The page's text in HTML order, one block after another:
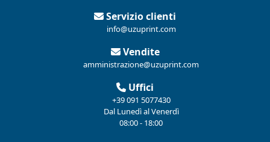
Servizio clienti
info@uzuprint.com
Vendite
amministrazione@uzuprint.com
Uffici
+39 091 5077430
Dal Lunedì al Venerdì
08:00 - 18:00